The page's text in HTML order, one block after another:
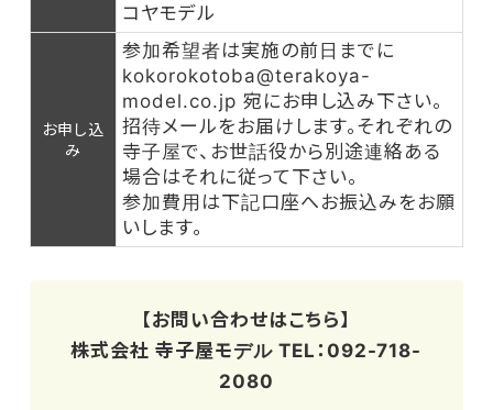
コヤモデル
お申し込
み
参加希望者は実施の前日までに
kokorokotoba@terakoya-
model.co.jp 宛にお申し込み下さい。
招待メールをお届けします。それぞれの
寺子屋で、お世話役から別途連絡ある
場合はそれに従って下さい。
参加費用は下記口座へお振込みをお願
いします。
【お問い合わせはこちら】
株式会社 寺子屋モデル TEL：092-718-
2080